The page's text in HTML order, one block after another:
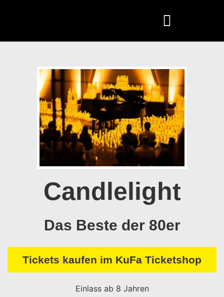
Candlelight
Das Beste der 80er
Tickets kaufen im KuFa Ticketshop
Einlass ab 8 Jahren